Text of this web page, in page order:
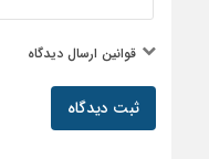
قوانین ارسال دیدگاه
ثبت دیدگاه